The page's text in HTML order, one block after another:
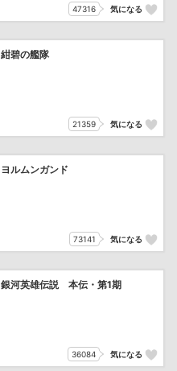
47316 気になる
紺碧の艦隊
21359 気になる
ヨルムンガンド
73141 気になる
銀河英雄伝説 本伝・第1期
36084 気になる